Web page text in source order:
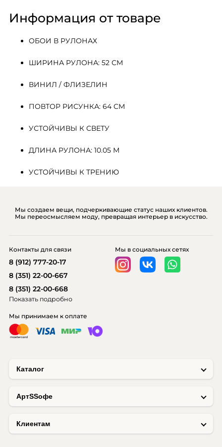
Информация от товаре
ОБОИ В РУЛОНАХ
ШИРИНА РУЛОНА: 52 СМ
ВИНИЛ / ФЛИЗЕЛИН
ПОВТОР РИСУНКА: 64 СМ
УСТОЙЧИВЫ К СВЕТУ
ДЛИНА РУЛОНА: 10.05 М
УСТОЙЧИВЫ К ТРЕНИЮ
Мы создаем вещи, подчеркивающие статус наших клиентов.
Мы переосмысляем моду, превращая интерьер в искусство.
Каталог
AртSSофе
Клиентам
Мы принимаем к оплате
Мы в социальных сетях
Контакты для связи
8 (912) 777-20-17
8 (351) 22-00-667
8 (351) 22-00-668
Показать подробно